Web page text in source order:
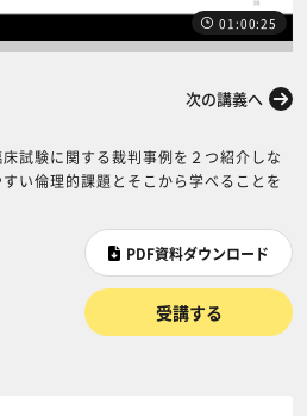
01:00:25
次の講義へ
試験に関する裁判事例を２つ紹介しな
い倫理的課題とそこから学べることを
PDF資料ダウンロード
受講する